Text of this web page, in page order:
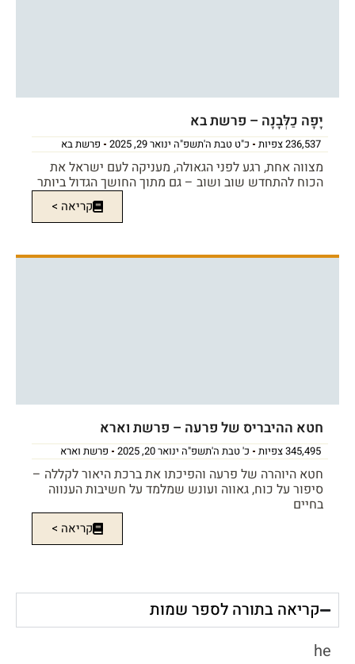
יָפָה כַלְּבָנָה – פרשת בא
236,537 צפיות כ"ט טבת ה'תשפ"ה ינואר 29, 2025 פרשת בא
מצווה אחת, רגע לפני הגאולה, מעניקה לעם ישראל את
הכוח להתחדש שוב ושוב – גם מתוך החושך הגדול ביותר
קריאה >
חטא ההיבריס של פרעה – פרשת וארא
345,495 צפיות כ' טבת ה'תשפ"ה ינואר 20, 2025 פרשת וארא
חטא היוהרה של פרעה והפיכתו את ברכת היאור לקללה –
סיפור על כוח, גאווה ועונש שמלמד על חשיבות הענווה
בחיים
קריאה >
קריאה בתורה לספר שמות
he